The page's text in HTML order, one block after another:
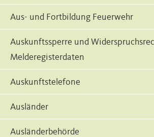
Aus- und Fortbildung Feuerwehr
Auskunftssperre und
Melderegisterdaten
Auskunftstelefone
Ausländer
Ausländerbehörde